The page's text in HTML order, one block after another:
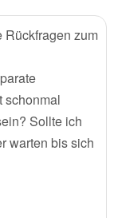
Rückfragen zum
schonmal
Sollte ich
warten bis sich